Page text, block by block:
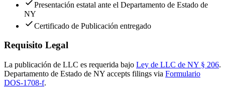
Presentación estatal ante el Departamento de Estado de
NY
Certificado de Publicación entregado
Requisito Legal
La publicación de LLC es requerida bajo Ley de LLC de NY § 206.
Departamento de Estado de NY accepts filings via Formulario
DOS-1708-f.